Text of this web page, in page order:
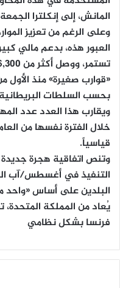
المانش، إلى إنكلترا
وعلى الرغم من تعزيز
العبور هذه، بدعم مالي
«قوارب صغيرة» منذ الأول
بحسب السلطات
ويقارب هذا العدد عدد
قياسياً.
وتنص اتفاقية هجرة
التنفيذ في أغسطس/آب
البلدين على أساس
يُعاد من المملكة
فرنسا بشكل نظامي